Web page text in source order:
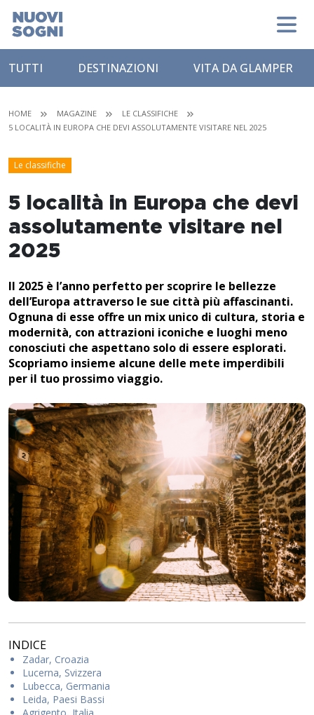
TUTTI DESTINAZIONI VITA DA GLAMPER
HOME MAGAZINE
LE CLASSIFICHE
5 LOCALITÀ IN EUROPA CHE DEVI ASSOLUTAMENTE VISITARE NEL 2025
Le classifiche
5 località in Europa che devi
assolutamente visitare nel
2025
Il 2025 è l’anno perfetto per scoprire le bellezze
dell’Europa attraverso le sue città più affascinanti.
Ognuna di esse offre un mix unico di cultura, storia e
modernità, con attrazioni iconiche e luoghi meno
conosciuti che aspettano solo di essere esplorati.
Scopriamo insieme alcune delle mete imperdibili
per il tuo prossimo viaggio.
INDICE
Zadar, Croazia
Lucerna, Svizzera
Lubecca, Germania
Leida, Paesi Bassi